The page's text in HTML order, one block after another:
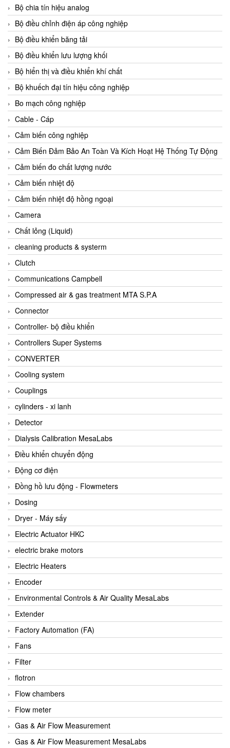
Adler Vietnam
Ados Vietnam
Advanced Energy Vietnam
Advantech Vietnam
Agate Vietnam
AGR International Vietnam
Aichi Tokei Denki Vietnam
Aii Vietnam
AIKOH
AINUO Vietnam
AIR MAJOR
Aira Euro Automation
Airtac Vietnam
Airtec Vietnam
AI-Tek Vietnam
Akerstroms Viet Nam
AKO Armaturen & Separationstechnik
AKO Armaturen & Separationstechnik Vietnam
AKUSENSE
ALA OFFICINE SPA
Albrecht-Automatik Viet Nam
Allen Bradley Vietnam
Alpha Moisture Vietnam
Alpha-Achem Vietnam
Alphino
ALRE-IT Vietnam
Altech
Amarillo Gear
Ametek
AMPTRON Vietnam
AND Vietnam
ANDERSON-NEGELE
ANDILOG Technologies Vietnam
Anritsu
ANTEC S.A
Antico pumps
Anybus/ HMS
AOBEN
Apex Dynamics Vietnam
Apex Dynamics Vietnam
Apiste
APLISENS VietNam
Apollo Fire
Appleton
AQ Matic
Aqualabo Vietnam
Aquametro
Bộ chia tín hiệu analog
Bộ điều chỉnh điện áp công nghiệp
Bộ điều khiển băng tải
Bộ điều khiển lưu lượng khối
Bộ hiển thị và điều khiển khí chất
Bộ khuếch đại tín hiệu công nghiệp
Bo mạch công nghiệp
Cable - Cáp
Cảm biến công nghiệp
Cảm Biến Đảm Bảo An Toàn Và Kích Hoạt Hệ Thống Tự Động
Cảm biến đo chất lượng nước
Cảm biến nhiệt độ
Cảm biến nhiệt độ hồng ngoại
Camera
Chất lỏng (Liquid)
cleaning products & systerm
Clutch
Communications Campbell
Compressed air & gas treatment MTA S.P.A
Connector
Controller- bộ điều khiển
Controllers Super Systems
CONVERTER
Cooling system
Couplings
cylinders - xi lanh
Detector
Dialysis Calibration MesaLabs
Điều khiển chuyển động
Động cơ điện
Đồng hồ lưu động - Flowmeters
Dosing
Dryer - Máy sấy
Electric Actuator HKC
electric brake motors
Electric Heaters
Encoder
Environmental Controls & Air Quality MesaLabs
Extender
Factory Automation (FA)
Fans
Filter
flotron
Flow chambers
Flow meter
Gas & Air Flow Measurement
Gas & Air Flow Measurement MesaLabs